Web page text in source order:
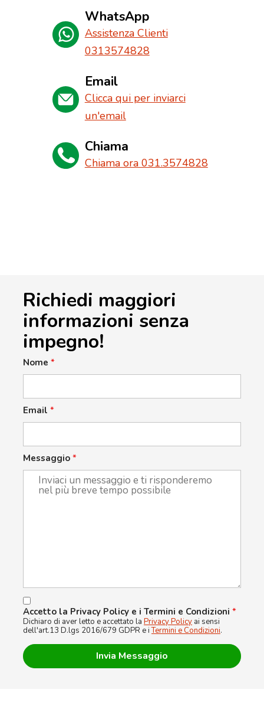
WhatsApp
Assistenza Clienti
0313574828
Email
Clicca qui per inviarci
un'email
Chiama
Chiama ora 031.3574828
Richiedi maggiori
informazioni senza
impegno!
Nome *
Email *
Messaggio *
Accetto la Privacy Policy e i Termini e Condizioni *
Dichiaro di aver letto e accettato la Privacy Policy ai sensi
dell'art.13 D.lgs 2016/679 GDPR e iTermini e Condizioni.